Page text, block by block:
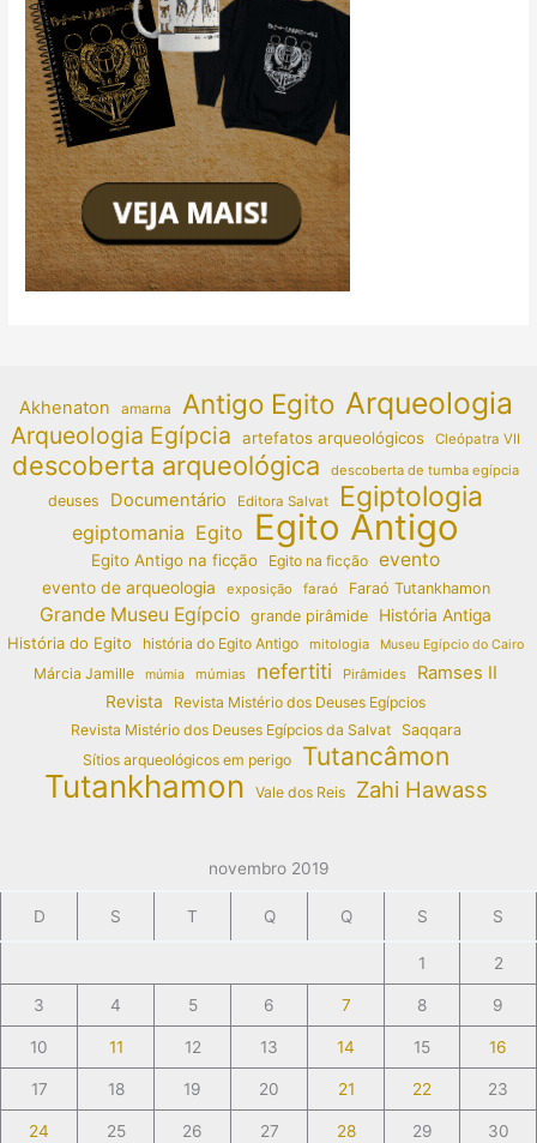
Akhenaton amarna Antigo Egito Arqueologia
Arqueologia Egípcia artefatos arqueológicos Cleópatra VII
descoberta arqueológica descoberta de tumba egípcia
deuses Documentário Editora Salvat Egiptologia
egiptomania Egito Egito Antigo
Egito Antigo na ficção Egito na ficção evento
evento de arqueologia exposição faraó Faraó Tutankhamon
Grande Museu Egípcio grande pirâmide
História Antiga
História do Egito
história do Egito Antigo mitologia Museu Egípcio do Cairo
Márcia Jamille múmia múmias nefertiti Pirâmides Ramses II
Revista
Revista Mistério dos Deuses Egípcios
Revista Mistério dos Deuses Egípcios da Salvat
Saqqara
Sítios arqueológicos em perigo
Tutancâmon
Tutankhamon Vale dos Reis Zahi Hawass
novembro 2019
D S T Q Q S S
1 2
3 4 5 6 7 8 9
10 11 12 13 14 15 16
17 18 19 20 21 22 23
24 25 26 27 28 29 30